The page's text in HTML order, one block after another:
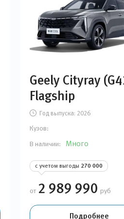
Geely Cityray
Flagship
Год выпуска: 2026
Кузов:
В наличии:
Много
с учетом выгоды 270 000
от 2 989 990 руб
Подробнее